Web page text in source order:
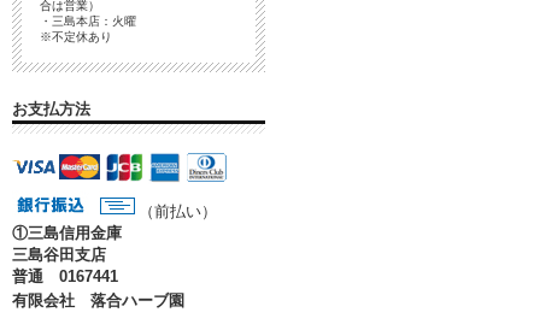
合は営業）
・三島本店：火曜
※不定休あり
お支払方法
（前払い）
①三島信用金庫
三島谷田支店
普通 0167441
有限会社 落合ハーブ園